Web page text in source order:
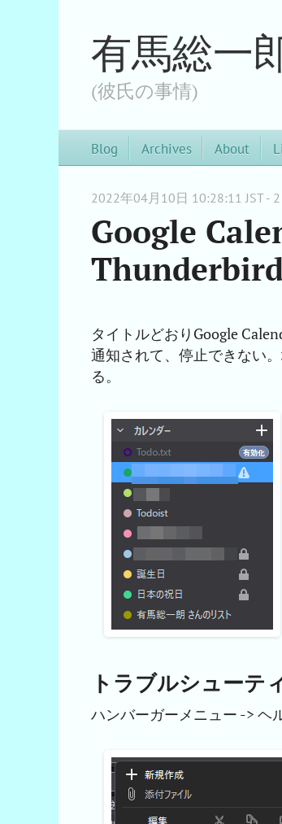
有馬総一
(彼氏の事情)
Blog Archives About
2022年04月10日 10:28:11 JST - 2
Google
タイトルどおりGoogle
通知されて、停止できない
る。
トラブルシューテ
ハンバーガーメニュー -> ヘ